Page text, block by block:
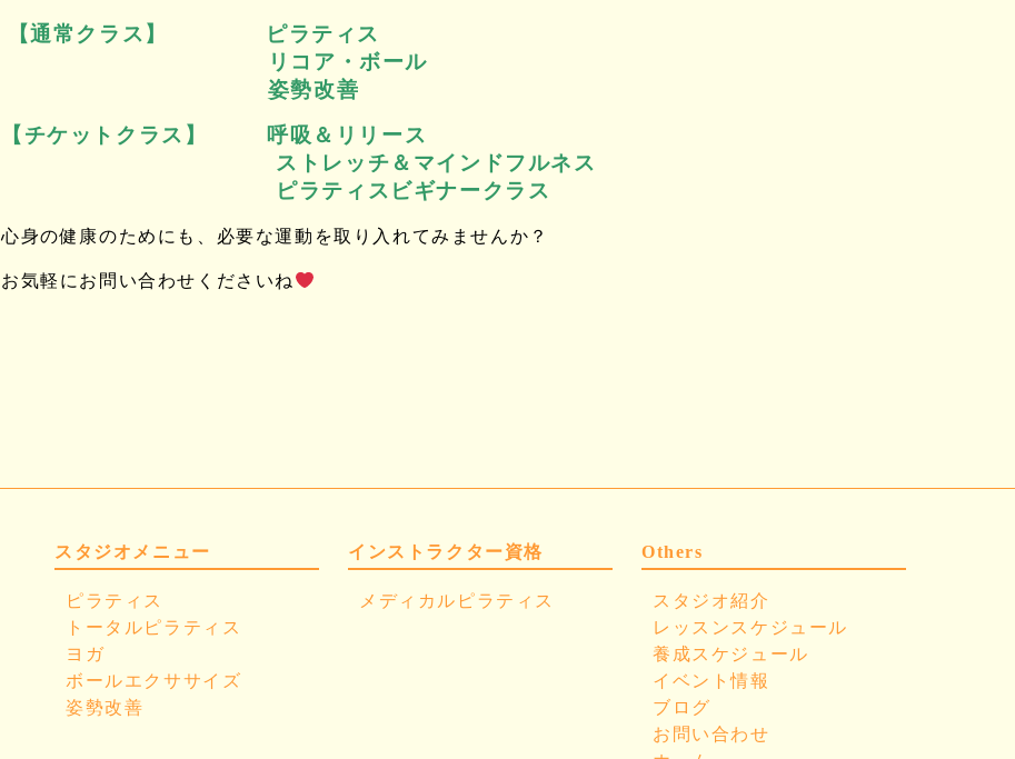
【通常クラス】 ピラティス
リコア・ボール
姿勢改善
【チケットクラス】 呼吸＆リリース
ストレッチ＆マインドフルネス
ピラティスビギナークラス
心身の健康のためにも、必要な運動を取り入れてみませんか？
お気軽にお問い合わせくださいね
スタジオメニュー
ピラティス
トータルピラティス
ヨガ
ボールエクササイズ
姿勢改善
インストラクター資格
メディカルピラティス
Others
スタジオ紹介
レッスンスケジュール
養成スケジュール
イベント情報
ブログ
お問い合わせ